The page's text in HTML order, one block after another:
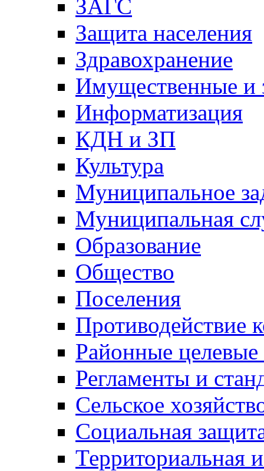
ЗАГС
Защита населения
Здравохранение
Имущественные и
Информатизация
КДН и ЗП
Культура
Муниципальное
Муниципальная
Образование
Общество
Поселения
Противодействие
Районные
Регламенты и
Сельское
Социальная
Территориальная